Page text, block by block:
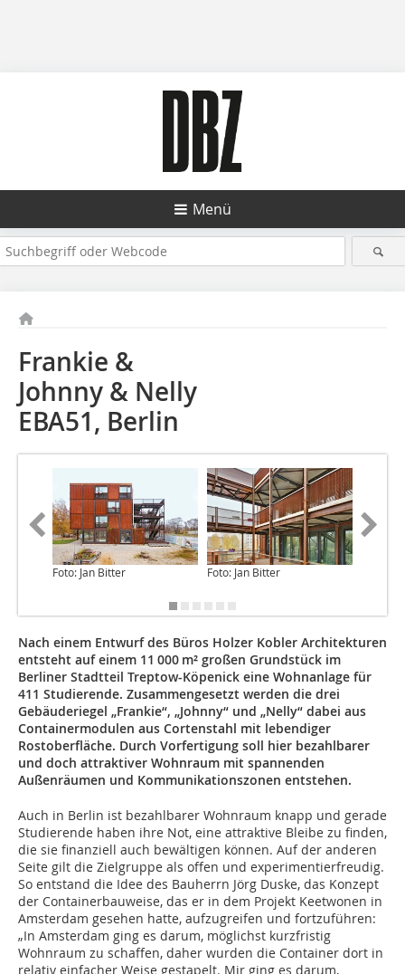
Menü
Frankie &
Johnny & Nelly
EBA51, Berlin
Foto: Jan Bitter Foto: Jan Bitter
Nach einem Entwurf des Büros Holzer Kobler Architekturen
entsteht auf einem 11 000 m² großen Grundstück im
Berliner Stadtteil Treptow-Köpenick eine Wohnanlage für
411 Studierende. Zusammengesetzt werden die drei
Gebäuderiegel „Frankie“, „Johnny“ und „Nelly“ dabei aus
Containermodulen aus Cortenstahl mit lebendiger
Rostoberfläche. Durch Vorfertigung soll hier bezahlbarer
und doch attraktiver Wohnraum mit spannenden
Außenräumen und Kommunikationszonen entstehen.
Auch in Berlin ist bezahlbarer Wohnraum knapp und gerade
Studierende haben ihre Not, eine attraktive Bleibe zu finden,
die sie finanziell auch bewältigen können. Auf der anderen
Seite gilt die Zielgruppe als offen und experimentierfreudig.
So entstand die Idee des Bauherrn Jörg Duske, das Konzept
der Containerbauweise, das er in dem Projekt Keetwonen in
Amsterdam gesehen hatte, aufzugreifen und fortzuführen:
„In Amsterdam ging es darum, möglichst kurzfristig
Wohnraum zu schaffen, daher wurden die Container dort in
relativ einfacher Weise gestapelt. Mir ging es darum,